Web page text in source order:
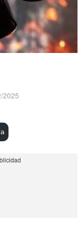
2025